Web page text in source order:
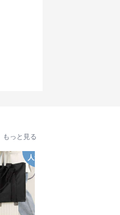
もっと見る
人気